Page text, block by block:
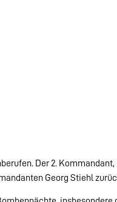
Der 2.
Georg Stiehl